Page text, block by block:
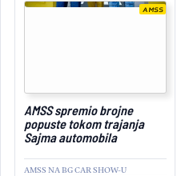
AMSS spremio brojne
popuste tokom trajanja
Sajma automobila
AMSS NA BG CAR SHOW-U
AMSS